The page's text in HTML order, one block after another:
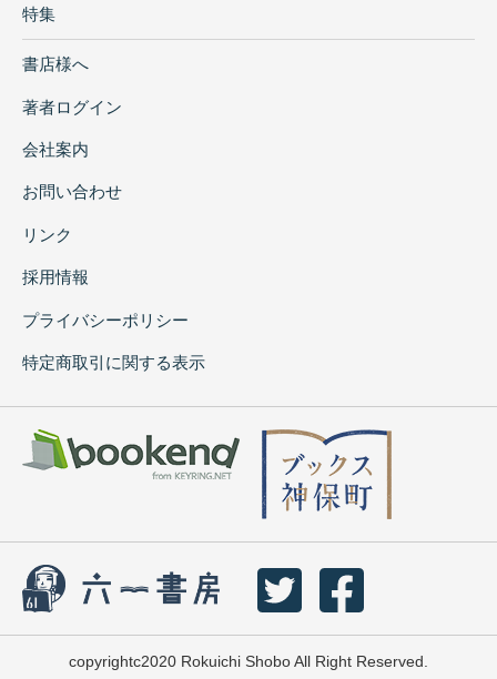
特集
書店様へ
著者ログイン
会社案内
お問い合わせ
リンク
採用情報
プライバシーポリシー
特定商取引に関する表示
copyrightc2020 Rokuichi Shobo All Right Reserved.